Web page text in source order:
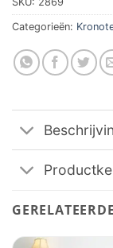
Categorieën: